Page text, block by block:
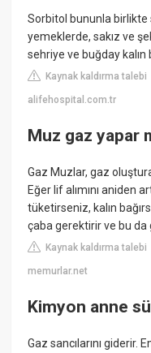
Sorbitol bununla birlikte
yemeklerde, sakız ve
sehriye ve buğday
Kaynak kaldırma talebi
alifehospital.com.tr
Muz gaz yapar
Gaz Muzlar, gaz
Eğer lif alımını aniden
tüketirseniz, kalın
çaba gerektirir ve bu da
Kaynak kaldırma talebi
memurlar.net
Kimyon anne
Gaz sancılarını giderir.